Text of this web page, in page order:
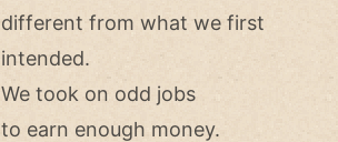
different from what we first
intended.
We took on odd jobs
to earn enough money.